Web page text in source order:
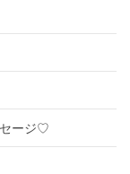
ージ♡